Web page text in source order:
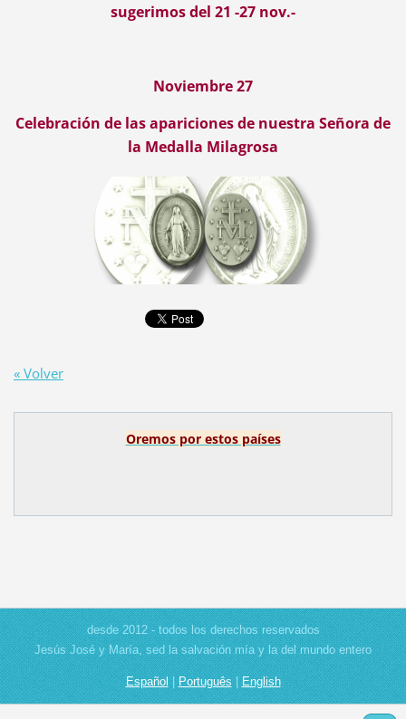
sugerimos del 21 -27 nov.-
Noviembre 27
Celebración de las apariciones de nuestra Señora de
la Medalla Milagrosa
« Volver
Oremos por estos países
desde 2012 - todos los derechos reservados
Jesús José y María, sed la salvación mía y la del mundo entero
Español |Português|English